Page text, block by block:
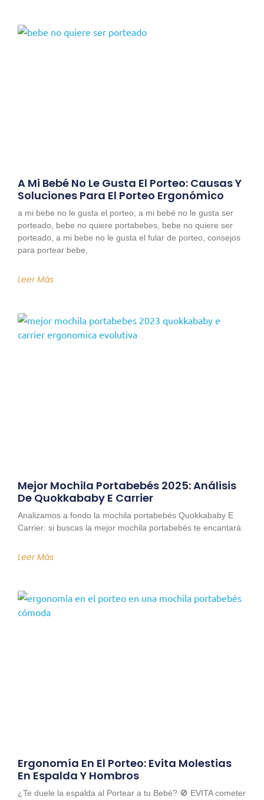
A Mi Bebé No Le Gusta El Porteo: Causas Y
Soluciones Para El Porteo Ergonómico
a mi bebe no le gusta el porteo, a mi bebé no le gusta ser
porteado, bebe no quiere portabebes, bebe no quiere ser
porteado, a mi bebe no le gusta el fular de porteo, consejos
para portear bebe,
Leer Más
Mejor Mochila Portabebés 2025: Análisis
De Quokkababy E Carrier
Analizamos a fondo la mochila portabebés Quokkababy E
Carrier: si buscas la mejor mochila portabebés te encantará
Leer Más
Ergonomía En El Porteo: Evita Molestias
En Espalda Y Hombros
¿Te duele la espalda al Portear a tu Bebé? 🚫 EVITA cometer